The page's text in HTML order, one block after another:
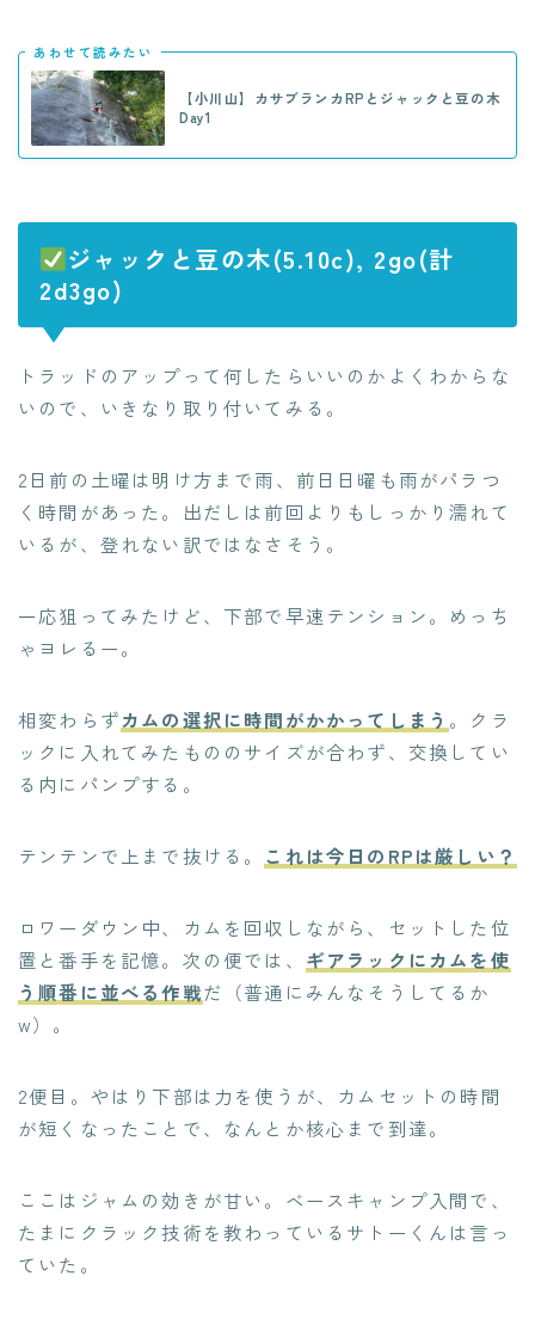
あわせて読みたい
【小川山】カサブランカRPとジャックと豆の木
Day1
ジャックと豆の木(5.10c), 2go(計
2d3go)
トラッドのアップって何したらいいのかよくわからな
いので、いきなり取り付いてみる。
2日前の土曜は明け方まで雨、前日日曜も雨がパラつ
く時間があった。出だしは前回よりもしっかり濡れて
いるが、登れない訳ではなさそう。
一応狙ってみたけど、下部で早速テンション。めっち
ゃヨレるー。
相変わらずカムの選択に時間がかかってしまう 。クラ
ックに入れてみたもののサイズが合わず、交換してい
る内にパンプする。
テンテンで上まで抜ける。 これは今日のRPは厳しい？
ロワーダウン中、カムを回収しながら、セットした位
置と番手を記憶。次の便では、 ギアラックにカムを使
う順番に並べる作戦だ（普通にみんなそうしてるか
w）。
2便目。やはり下部は力を使うが、カムセットの時間
が短くなったことで、なんとか核心まで到達。
ここはジャムの効きが甘い。ベースキャンプ入間で、
たまにクラック技術を教わっているサトーくんは言っ
ていた。